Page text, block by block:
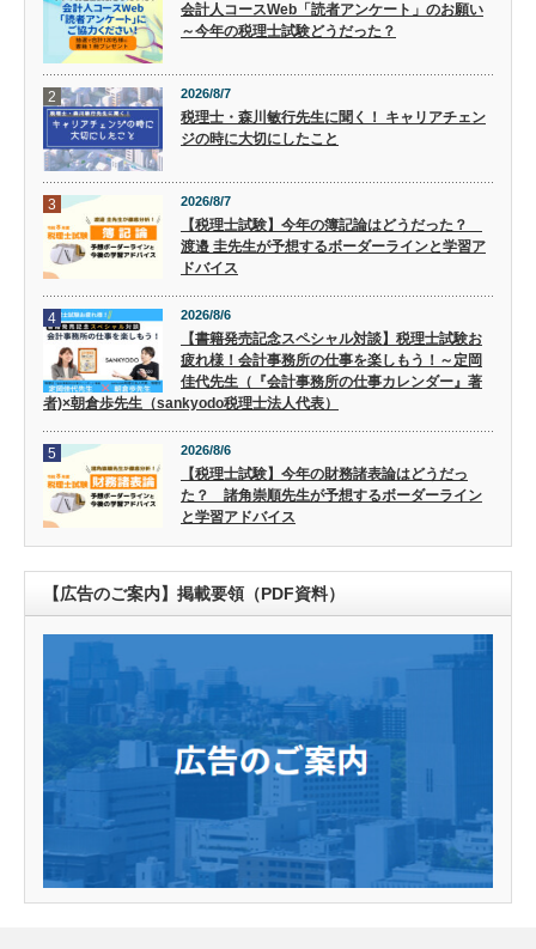
会計人コースWeb「読者アンケート」のお願い
～今年の税理士試験どうだった？
2 2026/8/7
税理士・森川敏行先生に聞く！ キャリアチェン
ジの時に大切にしたこと
3 2026/8/7
【税理士試験】今年の簿記論はどうだった？
渡邉 圭先生が予想するボーダーラインと学習ア
ドバイス
4 2026/8/6
【書籍発売記念スペシャル対談】税理士試験お
疲れ様！会計事務所の仕事を楽しもう！～定岡
佳代先生（『会計事務所の仕事カレンダー』著
者)×朝倉歩先生（sankyodo税理士法人代表）
5 2026/8/6
【税理士試験】今年の財務諸表論はどうだっ
た？ 諸角崇順先生が予想するボーダーライン
と学習アドバイス
【広告のご案内】掲載要領（PDF資料）